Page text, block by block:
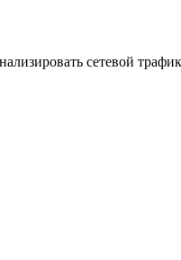
сетевой